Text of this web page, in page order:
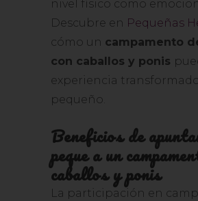
nivel físico como
Descubre en Pequeñas
cómo un campamento
con caballos y ponis
experiencia
pequeño.
Beneficios de
peque a un
caballos y ponis
La participación en